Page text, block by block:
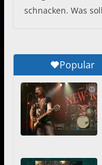
schnacken. Was soll
Popular